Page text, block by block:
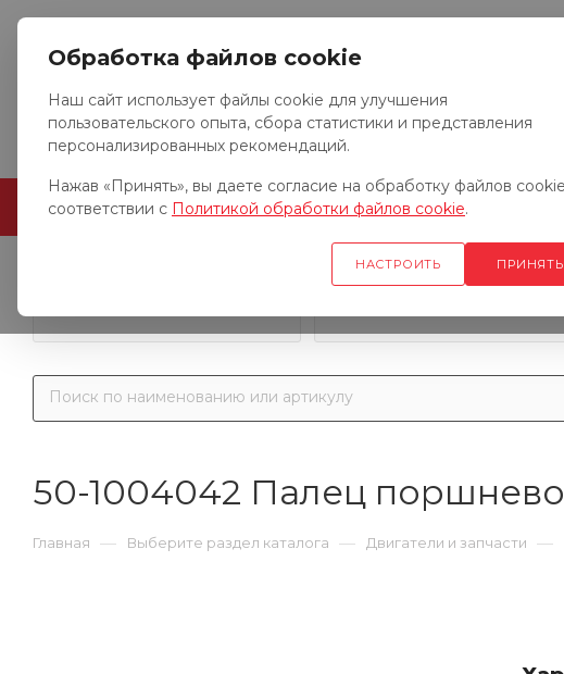
ГЛАВНАЯ О КОМПАНИИ
Запчасти к грузовым
50-1004042 Палец
Главная — Выберите раздел каталога — Двигатели и запчасти —
Обработка файлов cookie
Наш сайт использует файлы cookie для улучшения
пользовательского опыта, сбора статистики и представления
персонализированных рекомендаций.
Нажав «Принять», вы даете согласие на обработку файлов
соответствии с Политикой обработки файлов cookie.
НАСТРОИТЬ ПРИНЯТЬ